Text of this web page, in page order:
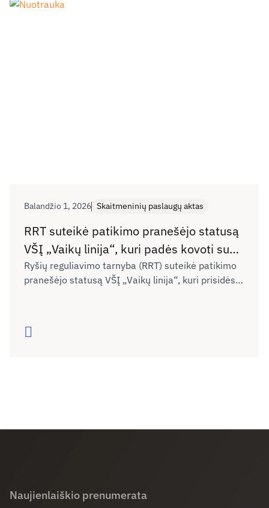
Balandžio 1, 2026 Skaitmeninių paslaugų aktas
RRT suteikė patikimo pranešėjo statusą
VŠĮ „Vaikų linija“, kuri padės kovoti su
neteisėtu turiniu internete
Ryšių reguliavimo tarnyba (RRT) suteikė patikimo
pranešėjo statusą VŠĮ „Vaikų linija“, kuri prisidės
Skaityti
Naujienlaiškio prenumerata